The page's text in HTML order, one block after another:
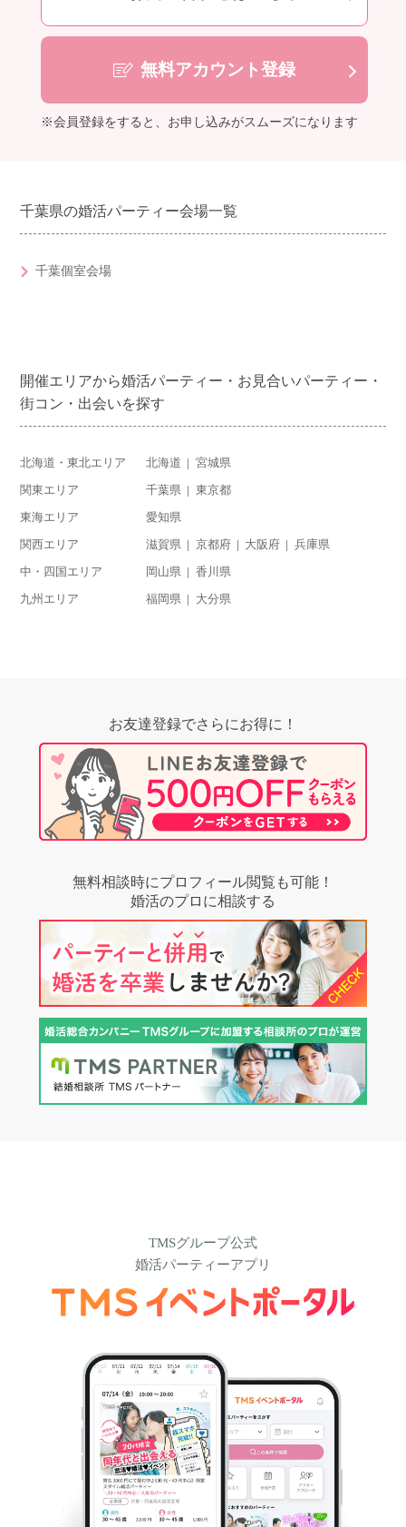
無料アカウント登録
※会員登録をすると、お申し込みがスムーズになります
千葉県の婚活パーティー会場一覧
千葉個室会場
開催エリアから婚活パーティー・お見合いパーティー・
街コン・出会いを探す
北海道・東北エリア 北海道 宮城県
関東エリア 千葉県 東京都
東海エリア 愛知県
関西エリア 滋賀県 京都府 大阪府 兵庫県
中・四国エリア 岡山県 香川県
九州エリア 福岡県 大分県
お友達登録でさらにお得に！
無料相談時にプロフィール閲覧も可能！
婚活のプロに相談する
TMSグループ公式
婚活パーティーアプリ